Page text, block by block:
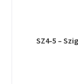
SZ4-5 –